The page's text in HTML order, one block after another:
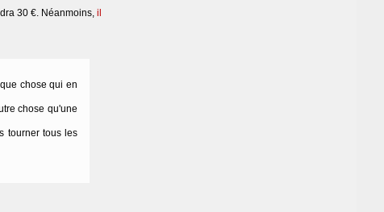
30 €. Néanmoins,il
chose qui en
chose qu'une
tourner tous les